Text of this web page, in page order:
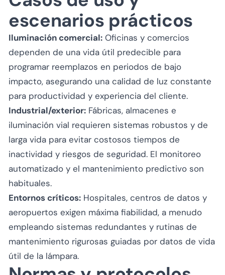
escenarios prácticos
Iluminación comercial: Oficinas y comercios
dependen de una vida útil predecible para
programar reemplazos en periodos de bajo
impacto, asegurando una calidad de luz constante
para productividad y experiencia del cliente.
Industrial/exterior: Fábricas, almacenes e
iluminación vial requieren sistemas robustos y de
larga vida para evitar costosos tiempos de
inactividad y riesgos de seguridad. El monitoreo
automatizado y el mantenimiento predictivo son
habituales.
Entornos críticos: Hospitales, centros de datos y
aeropuertos exigen máxima fiabilidad, a menudo
empleando sistemas redundantes y rutinas de
mantenimiento rigurosas guiadas por datos de vida
útil de la lámpara.